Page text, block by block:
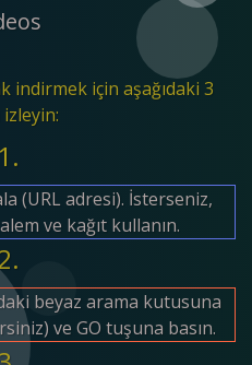
indirmek için aşağıdaki 3
izleyin:
1.
(URL adresi). İsterseniz,
ve kağıt kullanın.
beyaz arama kutusuna
ve GO tuşuna basın.